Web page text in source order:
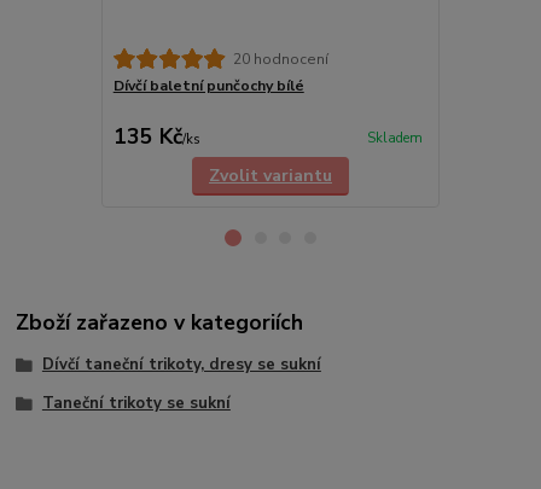
20 hodnocení
Dívčí baletní punčochy bílé
135 Kč/ks Skladem
Zvolit variantu
Zboží zařazeno v kategoriích
Dívčí taneční trikoty, dresy se sukní
Taneční trikoty se sukní